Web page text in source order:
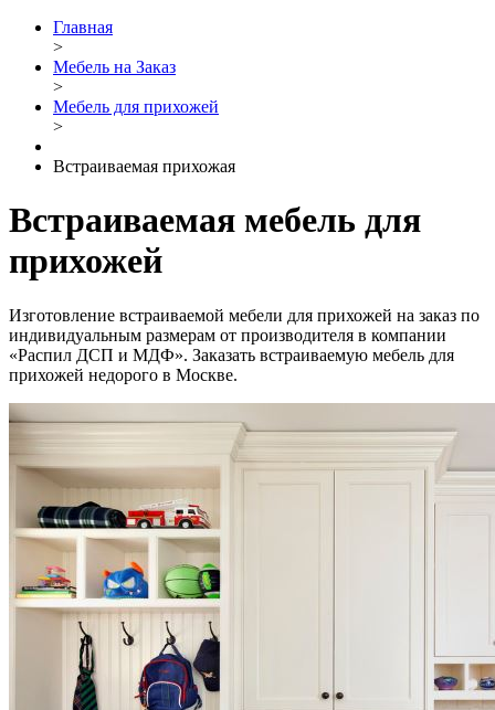
Главная
>
Мебель на Заказ
>
Мебель для прихожей
>
Встраиваемая прихожая
Встраиваемая мебель для
прихожей
Изготовление встраиваемой мебели для прихожей на заказ по
индивидуальным размерам от производителя в компании
«Распил ДСП и МДФ». Заказать встраиваемую мебель для
прихожей недорого в Москве.